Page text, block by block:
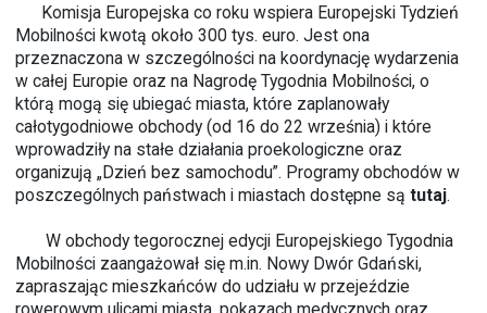
Komisja Europejska co roku wspiera Europejski Tydzień
Mobilności kwotą około 300 tys. euro. Jest ona
przeznaczona w szczególności na koordynację wydarzenia
w całej Europie oraz na Nagrodę Tygodnia Mobilności, o
którą mogą się ubiegać miasta, które zaplanowały
całotygodniowe obchody (od 16 do 22 września) i które
wprowadziły na stałe działania proekologiczne oraz
organizują „Dzień bez samochodu”. Programy obchodów w
poszczególnych państwach i miastach dostępne są tutaj.
W obchody tegorocznej edycji Europejskiego Tygodnia
Mobilności zaangażował się m.in. Nowy Dwór Gdański,
zapraszając mieszkańców do udziału w przejeździe